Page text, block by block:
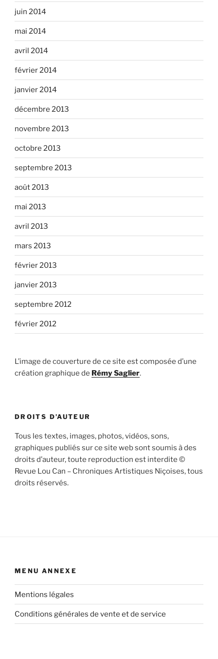
juin 2014
mai 2014
avril 2014
février 2014
janvier 2014
décembre 2013
novembre 2013
octobre 2013
septembre 2013
août 2013
mai 2013
avril 2013
mars 2013
février 2013
janvier 2013
septembre 2012
février 2012
L’image de couverture de ce site est composée d’une
création graphique de Rémy Saglier.
DROITS D’AUTEUR
Tous les textes, images, photos, vidéos, sons,
graphiques publiés sur ce site web sont soumis à des
droits d’auteur, toute reproduction est interdite ©
Revue Lou Can – Chroniques Artistiques Niçoises, tous
droits réservés.
MENU ANNEXE
Mentions légales
Conditions générales de vente et de service